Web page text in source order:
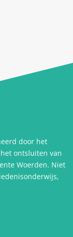
door het
ontsluiten van
Woerden. Niet